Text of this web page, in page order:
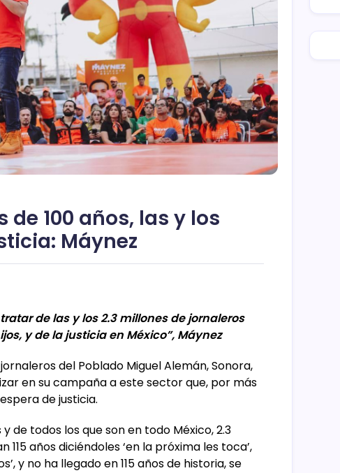
de 100 años, las y los
Máynez
de las y los 2.3 millones de jornaleros
y de la justicia en México”, Máynez
del Poblado Miguel Alemán, Sonora,
en su campaña a este sector que, por más
de justicia.
de todos los que son en todo México, 2.3
años diciéndoles ‘en la próxima les toca’,
y no ha llegado en 115 años de historia, se